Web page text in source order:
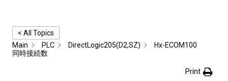
< All Topics
Main
PLC DirectLogic205(D2,SZ)
Hx-ECOM100
同時接続数
Print